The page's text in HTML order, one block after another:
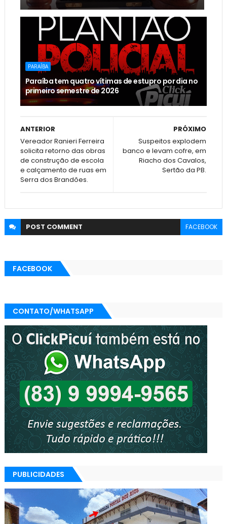
PARAÍBA
Paraíba tem quatro vítimas de estupro por dia no
primeiro semestre de 2026
PRÓXIMO
Suspeitos explodem
banco e levam cofre, em
Riacho dos Cavalos,
Sertão da PB.
ANTERIOR
Vereador Ranieri Ferreira
solicita retorno das obras
de construção de escola
e calçamento de ruas em
Serra dos Brandões.
POST COMMENT FACEBOOK
FACEBOOK
CONTATO/WHATSAPP
PUBLICIDADES